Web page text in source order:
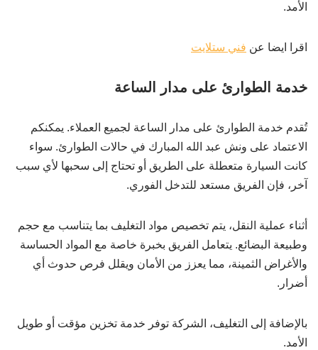
الأمد.
اقرا ايضا عن فني ستلايت
خدمة الطوارئ على مدار الساعة
تُقدم خدمة الطوارئ على مدار الساعة لجميع العملاء. يمكنكم
الاعتماد على ونش عبد الله المبارك في حالات الطوارئ. سواء
كانت السيارة متعطلة على الطريق أو تحتاج إلى سحبها لأي سبب
آخر، فإن الفريق مستعد للتدخل الفوري.
أثناء عملية النقل، يتم تخصيص مواد التغليف بما يتناسب مع حجم
وطبيعة البضائع. يتعامل الفريق بخبرة خاصة مع المواد الحساسة
والأغراض الثمينة، مما يعزز من الأمان ويقلل فرص حدوث أي
أضرار.
بالإضافة إلى التغليف، الشركة توفر خدمة تخزين مؤقت أو طويل
الأمد.